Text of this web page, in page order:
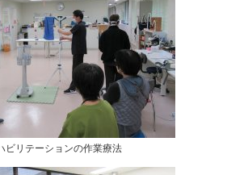
ビリテーションの作業療法